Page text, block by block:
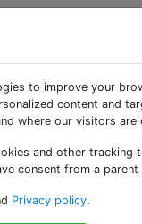
come
to improve your
content and
where our visitors are
and other tracking
consent from a parent
Privacy policy.